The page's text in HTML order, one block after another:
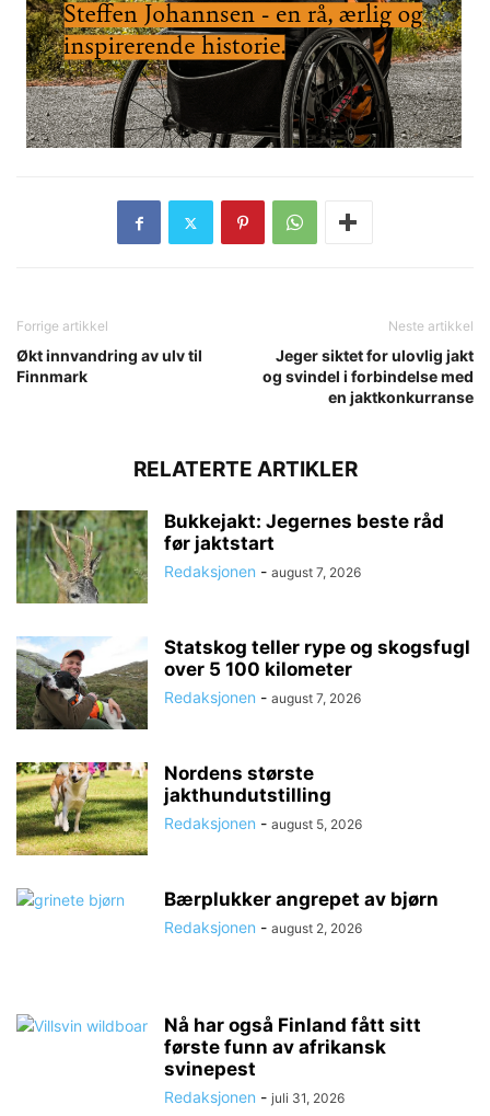
Forrige artikkel
Økt innvandring av ulv til
Finnmark
Neste artikkel
Jeger siktet for ulovlig jakt
og svindel i forbindelse med
en jaktkonkurranse
RELATERTE ARTIKLER
Bukkejakt: Jegernes beste råd
før jaktstart
Redaksjonen - august 7, 2026
Statskog teller rype og skogsfugl
over 5 100 kilometer
Redaksjonen - august 7, 2026
Nordens største
jakthundutstilling
Redaksjonen - august 5, 2026
Bærplukker angrepet av bjørn
Redaksjonen - august 2, 2026
Nå har også Finland fått sitt
første funn av afrikansk
svinepest
Redaksjonen - juli 31, 2026